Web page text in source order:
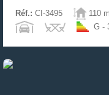
Réf.: CI-3495 110
G -